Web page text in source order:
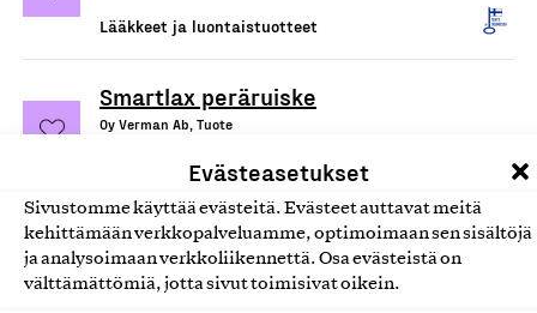
Evästeasetukset
Sivustomme käyttää evästeitä. Evästeet auttavat meitä
kehittämään verkkopalveluamme, optimoimaan sen sisältöjä
ja analysoimaan verkkoliikennettä. Osa evästeistä on
välttämättömiä, jotta sivut toimisivat oikein.
Lääkkeet ja luontaistuotteet
Smartlax peräruiske
Oy Verman Ab, Tuote
Lääkkeet ja luontaistuotteet
Ramavit Suomessa valmistetut
rautavalmisteet
Oy Verman Ab, Tuote